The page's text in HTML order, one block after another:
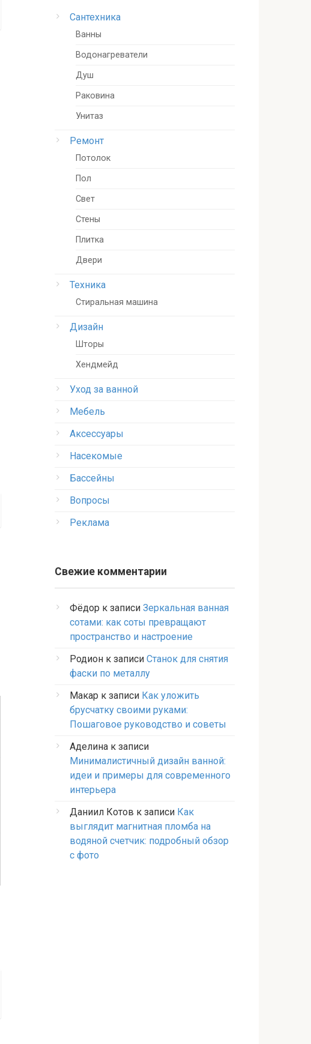
Сантехника
Ванны
Водонагреватели
Душ
Раковина
Унитаз
Ремонт
Потолок
Пол
Свет
Стены
Плитка
Двери
Техника
Стиральная машина
Дизайн
Шторы
Хендмейд
Уход за ванной
Мебель
Аксессуары
Насекомые
Бассейны
Вопросы
Реклама
Свежие комментарии
Фёдор к записи Зеркальная ванная
сотами: как соты превращают
пространство и настроение
Родион к записи Станок для снятия
фаски по металлу
Макар к записи Как уложить
брусчатку своими руками:
Пошаговое руководство и советы
Аделина к записи
Минималистичный дизайн ванной:
идеи и примеры для современного
интерьера
Даниил Котов к записи Как
выглядит магнитная пломба на
водяной счетчик: подробный обзор
с фото